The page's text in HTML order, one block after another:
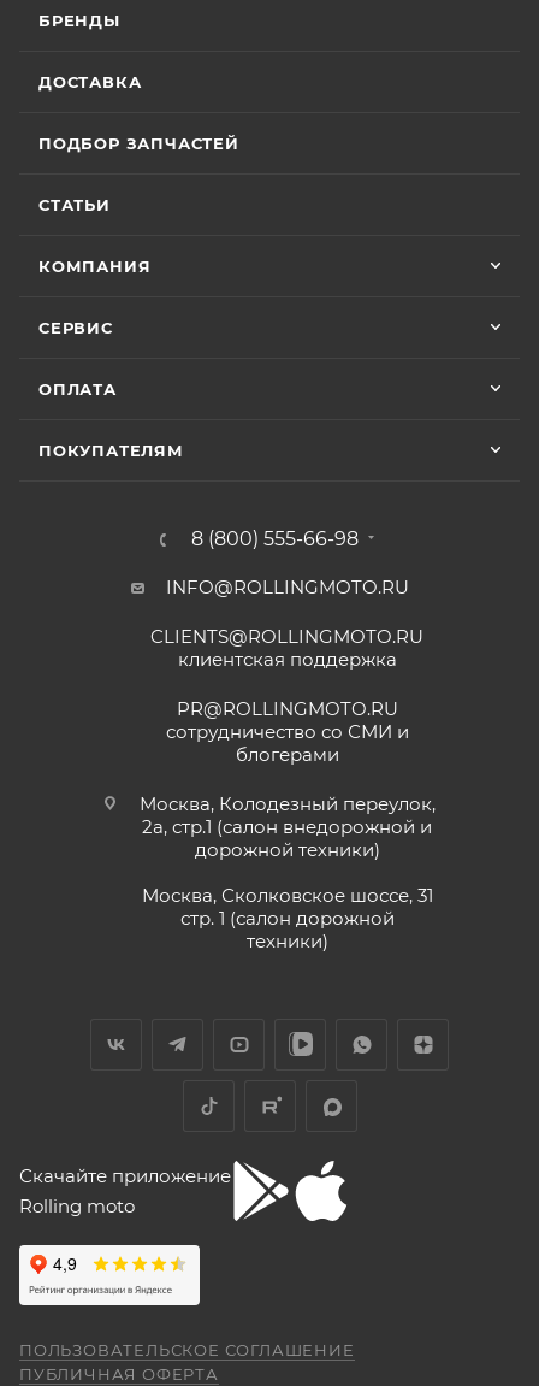
БРЕНДЫ
ДОСТАВКА
ПОДБОР ЗАПЧАСТЕЙ
СТАТЬИ
КОМПАНИЯ
СЕРВИС
ОПЛАТА
ПОКУПАТЕЛЯМ
8 (800) 555-66-98
INFO@ROLLINGMOTO.RU
CLIENTS@ROLLINGMOTO.RU
клиентская поддержка
PR@ROLLINGMOTO.RU
сотрудничество со СМИ и
блогерами
Москва, Колодезный переулок,
2а, стр.1 (салон внедорожной и
дорожной техники)
Москва, Сколковское шоссе, 31
стр. 1 (салон дорожной
техники)
Скачайте приложение
Rolling moto
ПОЛЬЗОВАТЕЛЬСКОЕ СОГЛАШЕНИЕ
ПУБЛИЧНАЯ ОФЕРТА